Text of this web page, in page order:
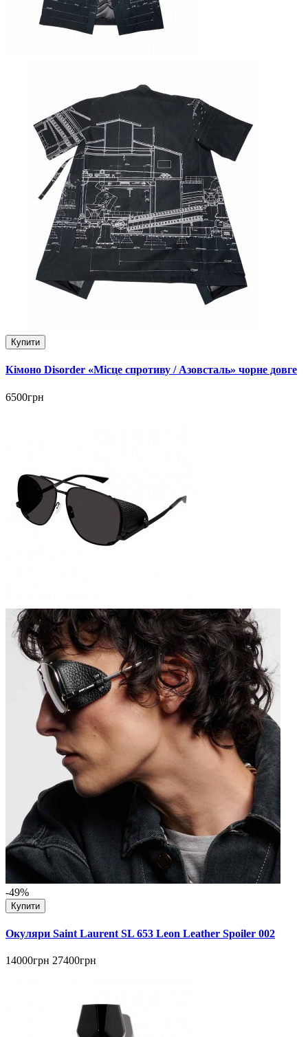
Купити
Кімоно Disorder «Місце спротиву / Азовсталь» чорне довге
6500грн
-49%
Купити
Окуляри Saint Laurent SL 653 Leon Leather Spoiler 002
14000грн 27400грн